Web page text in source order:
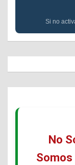
Si no
No
Somos